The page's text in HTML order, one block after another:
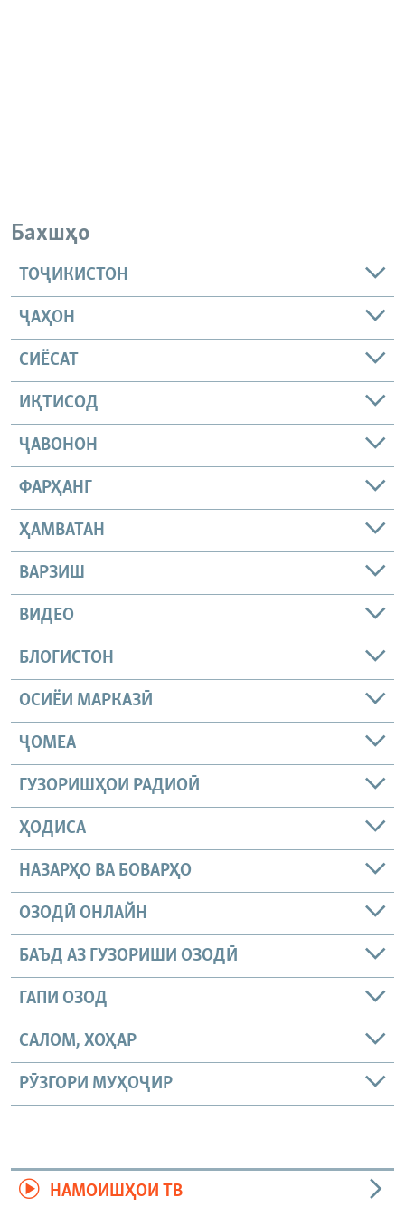
Бахшҳо
ТОҶИКИСТОН
ҶАҲОН
СИЁСАТ
ИҚТИСОД
ҶАВОНОН
ФАРҲАНГ
ҲАМВАТАН
ВАРЗИШ
ВИДЕО
БЛОГИСТОН
ОСИЁИ МАРКАЗӢ
ҶОМEА
ГУЗОРИШҲОИ РАДИОӢ
ҲОДИСА
НАЗАРҲО ВА БОВАРҲО
ОЗОДӢ ОНЛАЙН
БАЪД АЗ ГУЗОРИШИ ОЗОДӢ
ГАПИ ОЗОД
САЛОМ, ХОҲАР
РӮЗГОРИ МУҲОҶИР
НАМОИШҲОИ ТВ